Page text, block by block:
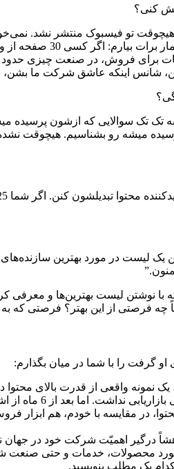
کنی؟
تو فیسبوک منتشر نشد.
که مردم فکر می‌کنن. تنها
شانس اینکه عاشق شرکت ما بشن،
به تک تک سوالایی که ازشون
لیست در مورد بهترین
لیست‌ بهترین‌ها و معرفی کردن
چه فرصتی از این بهتر؟ فرصتی
گرفت را با شما در میان بگذارم:
نمونه واقعی از قدرت بالای
فقط به آن دلیل راه
در مقایسه با خودم، هم
درگیر اهمیّت شرکت خود در جهان
یک مطلب بنویسید.